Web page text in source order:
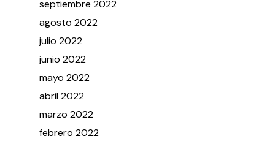
septiembre2022
agosto2022
julio2022
junio2022
mayo2022
abril2022
marzo2022
febrero2022